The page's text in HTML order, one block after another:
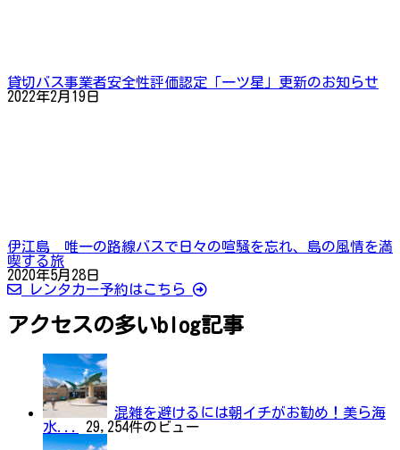
貸切バス事業者安全性評価認定「一ツ星」更新のお知らせ
2022年2月19日
伊江島 唯一の路線バスで日々の喧騒を忘れ、島の風情を満
喫する旅
2020年5月28日
レンタカー予約はこちら
アクセスの多いblog記事
混雑を避けるには朝イチがお勧め！美ら海
水...
29,254件のビュー